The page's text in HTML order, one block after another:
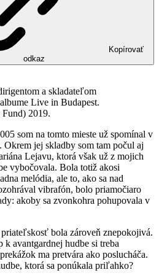
Kopírovať
odkaz
a skladateľom
Live in Budapest.
2019.
som na tomto mieste už spomínal v
jej skladby som tam počul aj
Lejavu, ktorá však už z mojich
vybočovala. Bola totiž akosi
melódia, ale to, ako sa nad
vibrafón, bolo priamočiaro
akoby sa zvonkohra pohupovala v
bola zároveň znepokojivá.
k avantgardnej hudbe si treba
ma pretvára ako poslucháča.
ktorá sa ponúkala priľahko?